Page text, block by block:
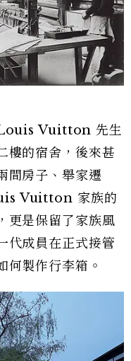
Louis Vuitton 先生
樓的宿舍，後來甚
間房子、舉家遷
Vuitton 家族的
更是保留了家族風
代成員在正式接管
何製作行李箱。